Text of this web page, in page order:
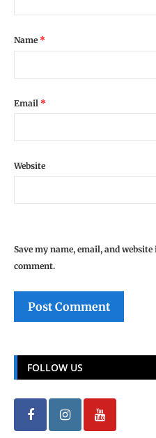
Name *
Email *
Website
Save my name, email, and
comment.
FOLLOW US